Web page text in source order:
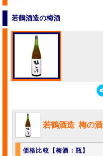
若鶴酒造の梅酒
若鶴酒造 梅の酒
価格比較【梅酒：瓶】